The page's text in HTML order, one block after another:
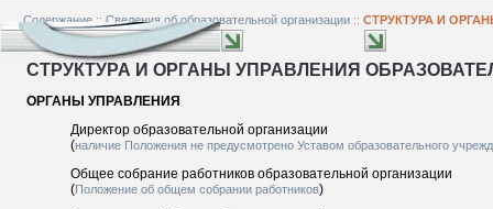
Содержание :: Сведения об образовательной организации :: СТРУКТУРА И
ОРГАНИЗАЦИЕЙ
СТРУКТУРА И ОРГАНЫ УПРАВЛЕНИЯ
ОРГАНЫ УПРАВЛЕНИЯ
Директор образовательной организации
(наличие Положения не предусмотрено Уставом образовательного
Общее собрание работников образовательной организации
(Положение об общем собрании работников)